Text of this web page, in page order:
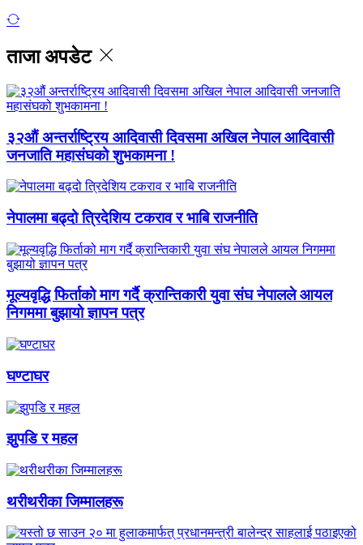
ताजा अपडेट
३२औं अन्तर्राष्ट्रिय आदिवासी दिवसमा अखिल नेपाल आदिवासी
जनजाति महासंघको शुभकामना !
नेपालमा बढ्दो त्रिदेशिय टकराव र भाबि राजनीति
मूल्यवृद्धि फिर्ताको माग गर्दै क्रान्तिकारी युवा संघ नेपालले आयल
निगममा बुझायो ज्ञापन पत्र
घण्टाघर
झुपडि र महल
थरीथरीका जिम्मालहरू